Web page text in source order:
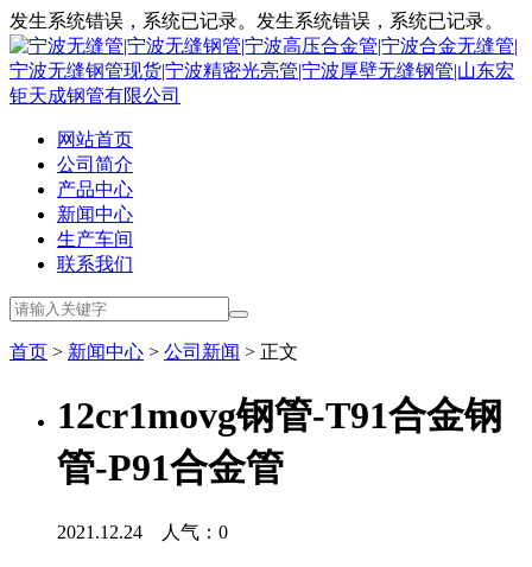
发生系统错误，系统已记录。发生系统错误，系统已记录。
网站首页
公司简介
产品中心
新闻中心
生产车间
联系我们
首页 > 新闻中心 > 公司新闻 > 正文
12cr1movg钢管-T91合金钢
管-P91合金管
2021.12.24 人气： 0